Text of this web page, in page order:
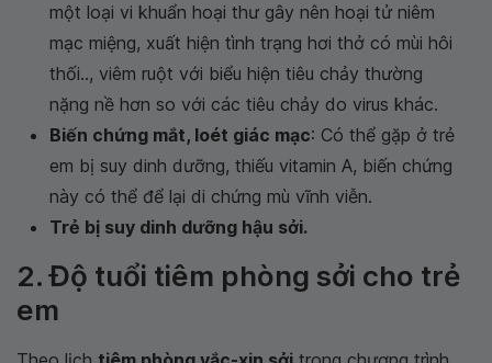
một loại vi khuẩn hoại thư gây nên hoại tử niêm
mạc miệng, xuất hiện tình trạng hơi thở có mùi hôi
thối.., viêm ruột với biểu hiện tiêu chảy thường
nặng nề hơn so với các tiêu chảy do virus khác.
Biến chứng mắt, loét giác mạc: Có thể gặp ở trẻ
em bị suy dinh dưỡng, thiếu vitamin A, biến chứng
này có thể để lại di chứng mù vĩnh viễn.
Trẻ bị suy dinh dưỡng hậu sởi.
2. Độ tuổi tiêm phòng sởi cho trẻ
em